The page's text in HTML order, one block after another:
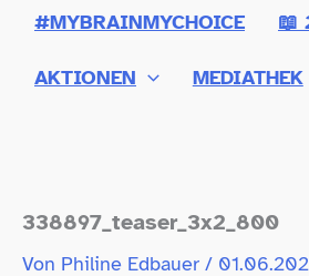
#MYBRAINMYCHOICE 📖
AKTIONEN MEDIATHEK
338897_​teaser_​3x2_​800
Von Philine Edbauer /